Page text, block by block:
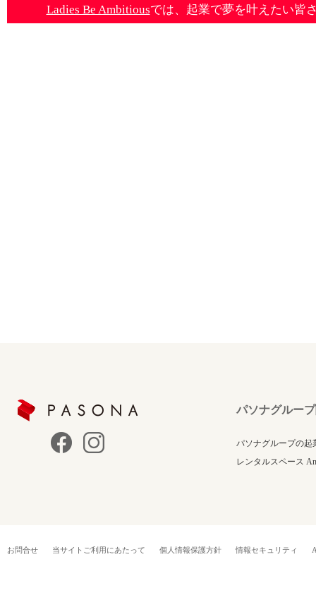
Ladies Be Ambitiousでは、起業で夢を叶えたい皆
パソナグルー
パソナグループの起
レンタルスペース
お問合せ 当サイトご利用にあたって 個人情報保護方針 情報セキュリティ